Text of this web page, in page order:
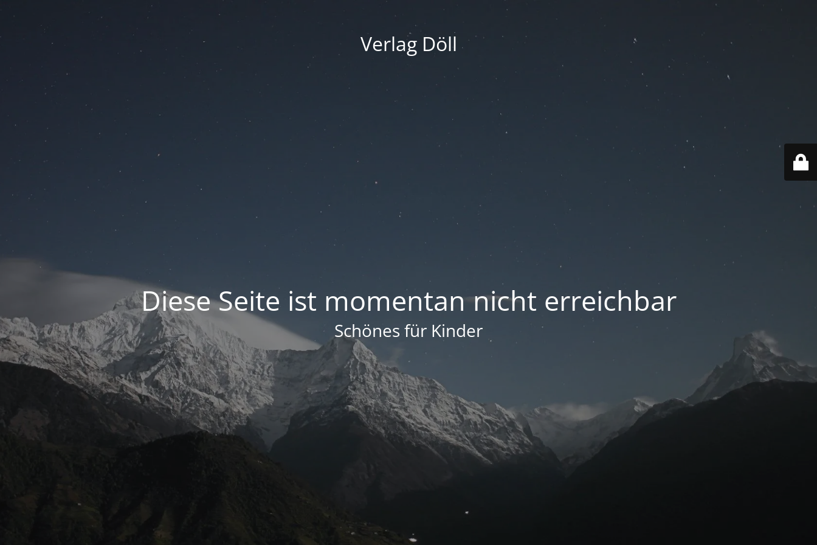
Verlag Döll
Diese Seite ist momentan nicht erreichbar
Schönes für Kinder